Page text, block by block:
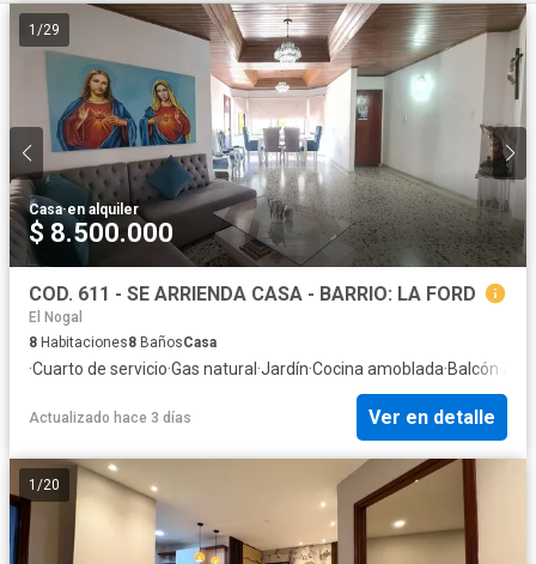
1 /29
Casa·en alquiler
$ 8.500.000
COD. 611 - SE ARRIENDA CASA - BARRIO: LA FORD
El Nogal
8 Habitaciones8 BañosCasa
·Cuarto de servicio·Gas natural ·Jardín·Cocina amoblada·Balcón·
Actualizado hace 3 días Ver en detalle
1 /20